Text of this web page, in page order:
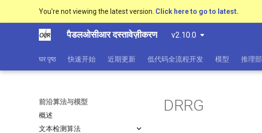
You're not viewing the latest version. Click here to go to latest.
पैडलओसीआर दस्तावेज़ीकरण v2.10.0
घर पृष्ठ 快速开始 近期更新 低代码全流程开发 模型 推理
前沿算法与模型
概述
文本检测算法
DRRG